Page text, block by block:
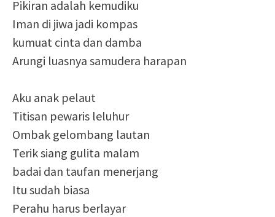
Pikiran adalah kemudiku
Iman di jiwa jadi kompas
kumuat cinta dan damba
Arungi luasnya samudera harapan
Aku anak pelaut
Titisan pewaris leluhur
Ombak gelombang lautan
Terik siang gulita malam
badai dan taufan menerjang
Itu sudah biasa
Perahu harus berlayar